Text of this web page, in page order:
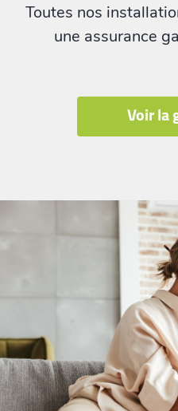
Toutes nos
une assurance
Voir la